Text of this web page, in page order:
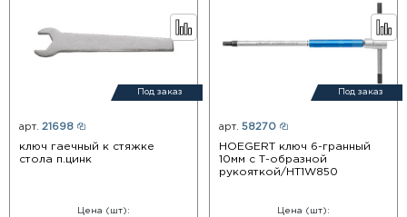
Под заказ
арт. 21698
ключ гаечный к стяжке
стола п.цинк
Цена (шт):
Под заказ
арт. 58270
HOEGERT ключ 6-гранный
10мм с Т-образной
рукояткой/HT1W850
Цена (шт):